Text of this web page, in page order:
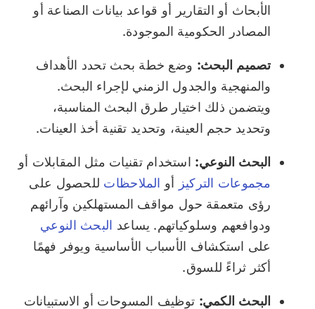
الأبحاث أو التقارير أو قواعد بيانات الصناعة أو
المصادر الحكومية الموجودة.
تصميم البحث: وضع خطة بحث تحدد الأهداف
والمنهجية والجدول الزمني لإجراء البحث.
ويتضمن ذلك اختيار طرق البحث المناسبة،
وتحديد حجم العينة، وتحديد تقنية أخذ العينات.
البحث النوعي: استخدام تقنيات مثل المقابلات أو
مجموعات التركيز
أو الملاحظات للحصول على
رؤى متعمقة حول مواقف المستهلكين وآرائهم
ودوافعهم وسلوكياتهم. يساعد البحث النوعي
على استكشاف الأسباب الأساسية ويوفر فهمًا
أكثر ثراءً للسوق.
البحث الكمي: توظيف المسوحات أو الاستبيانات